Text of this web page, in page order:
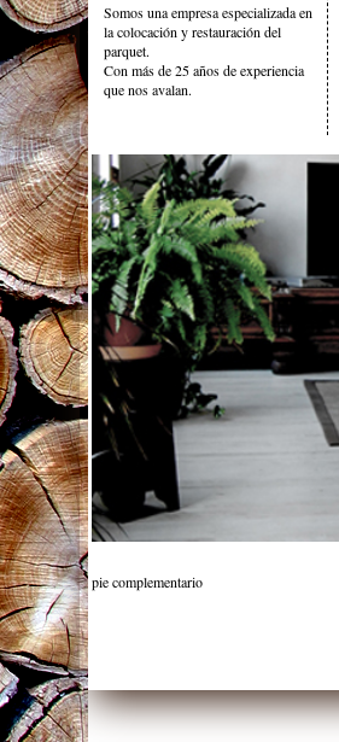
Somos una empresa especializada en
la colocación y restauración del
parquet.
Con más de 25 años de experiencia
que nos avalan.
pie complementario